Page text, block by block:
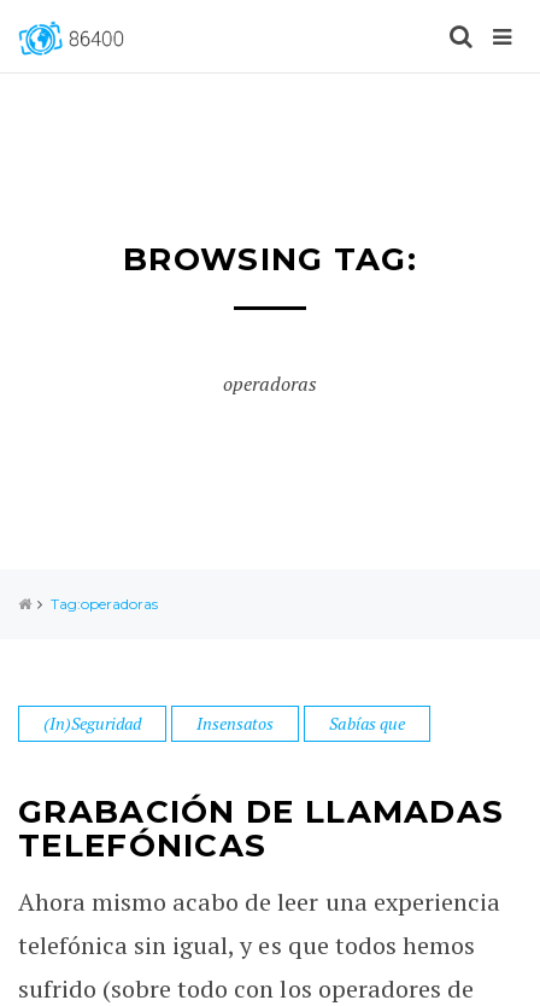
BROWSING TAG:
operadoras
Tag:operadoras
(In)Seguridad Insensatos Sabías que
GRABACIÓN DE LLAMADAS
TELEFÓNICAS
Ahora mismo acabo de leer una experiencia
telefónica sin igual, y es que todos hemos
sufrido (sobre todo con los operadores de